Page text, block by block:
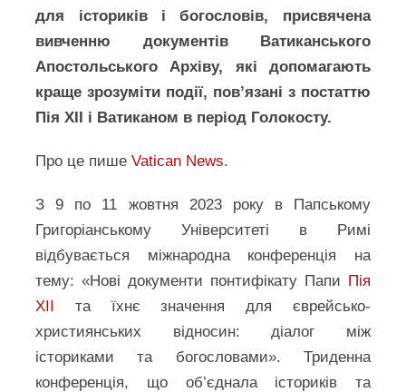
для істориків і богословів, присвячена
вивченню документів Ватиканського
Апостольського Архіву, які допомагають
краще зрозуміти події, пов’язані з постаттю
Пія XII і Ватиканом в період Голокосту.
Про це пишеVatican News.
З 9 по 11 жовтня 2023 року в Папському
Григоріанському Університеті в Римі
відбувається міжнародна конференція на
тему: «Нові документи понтифікату Папи Пія
XII та їхнє значення для єврейсько-
християнських відносин: діалог між
істориками та богословами». Триденна
конференція, що об’єднала істориків та